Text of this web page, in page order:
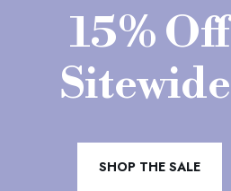
15% Off
Sitewide
SHOP THE SALE